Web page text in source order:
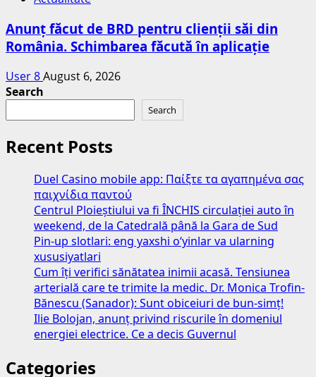
Anunț făcut de BRD pentru clienții săi din
România. Schimbarea făcută în aplicație
User 8August 6, 2026
Search
Search
Recent Posts
Duel Casino mobile app: Παίξτε τα αγαπημένα σας
παιχνίδια παντού
Centrul Ploieștiului va fi ÎNCHIS circulației auto în
weekend, de la Catedrală până la Gara de Sud
Pin-up slotlari: eng yaxshi o‘yinlar va ularning
xususiyatlari
Cum îți verifici sănătatea inimii acasă. Tensiunea
arterială care te trimite la medic. Dr. Monica Trofin-
Bănescu (Sanador): Sunt obiceiuri de bun-simț!
Ilie Bolojan, anunț privind riscurile în domeniul
energiei electrice. Ce a decis Guvernul
Categories